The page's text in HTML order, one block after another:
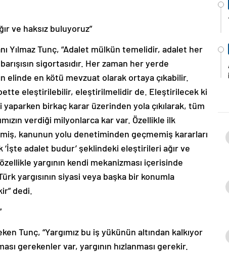
ve haksız buluyoruz”
Yılmaz Tunç, “Adalet mülkün temelidir, adalet her
sigortasıdır. Her zaman her yerde
elinde en kötü mevzuat olarak ortaya çıkabilir.
eleştirilebilir, eleştirilmelidir de. Eleştirilecek ki
birkaç karar üzerinden yola çıkılarak, tüm
verdiği milyonlarca kar var. Özellikle ilk
kanunun yolu denetiminden geçmemiş kararları
adalet budur’ şeklindeki eleştirileri ağır ve
yargının kendi mekanizması içerisinde
yargısının siyasi veya başka bir konumla
dedi.
Tunç, “Yargımız bu iş yükünün altından kalkıyor
gerekenler var, yargının hızlanması gerekir.